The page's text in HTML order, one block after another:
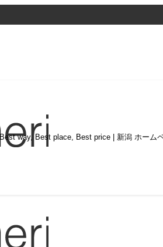
Best way, Best place, Best price | 新潟 ホーム